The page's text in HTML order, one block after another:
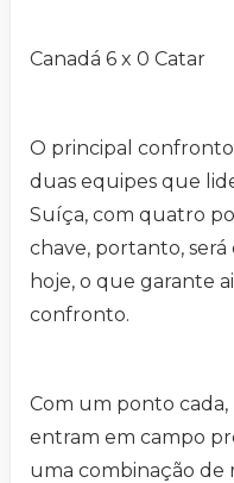
Canadá 6 x 0 Catar
O principal
duas equipes que
Suíça, com quatro
chave, portanto,
hoje, o que garante
confronto.
Com um ponto cada,
entram em campo
uma combinação de